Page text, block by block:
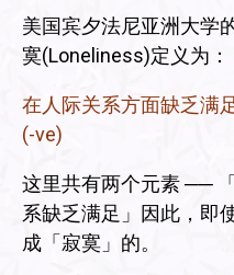
美国宾夕法尼亚洲大学
寞(Loneliness)定义为：
在人际关系方面缺乏满
(-ve)
这里共有两个元素 ──
系缺乏满足」因此，即
成「寂寞」的。